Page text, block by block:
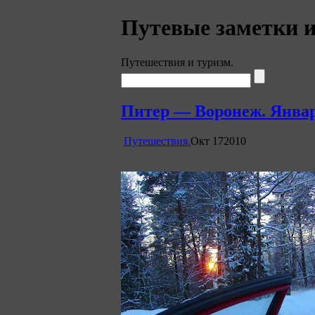
Путевые заметки
Путешествия и туризм.
Питер — Воронеж.
Путешествия.Окт 172010